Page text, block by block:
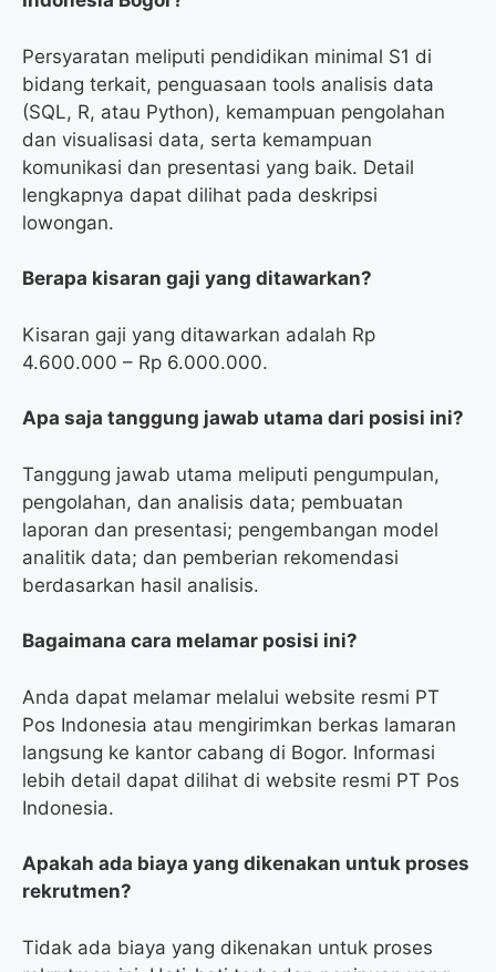
Persyaratan meliputi pendidikan minimal S1 di
bidang terkait, penguasaan tools analisis data
(SQL, R, atau Python), kemampuan pengolahan
dan visualisasi data, serta kemampuan
komunikasi dan presentasi yang baik. Detail
lengkapnya dapat dilihat pada deskripsi
lowongan.
Berapa kisaran gaji yang ditawarkan?
Kisaran gaji yang ditawarkan adalah Rp
4.600.000 – Rp 6.000.000.
Apa saja tanggung jawab utama dari posisi ini?
Tanggung jawab utama meliputi pengumpulan,
pengolahan, dan analisis data; pembuatan
laporan dan presentasi; pengembangan model
analitik data; dan pemberian rekomendasi
berdasarkan hasil analisis.
Bagaimana cara melamar posisi ini?
Anda dapat melamar melalui website resmi PT
Pos Indonesia atau mengirimkan berkas lamaran
langsung ke kantor cabang di Bogor. Informasi
lebih detail dapat dilihat di website resmi PT Pos
Indonesia.
Apakah ada biaya yang dikenakan untuk proses
rekrutmen?
Tidak ada biaya yang dikenakan untuk proses